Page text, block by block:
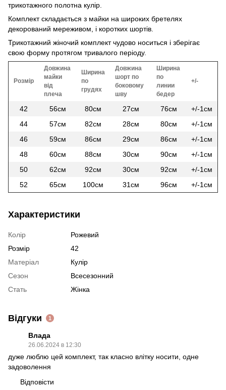
трикотажного полотна кулір.
Комплект складається з майки на широких бретелях
декорований мереживом, і коротких шортів.
Трикотажний жіночий комплект чудово носиться і зберігає
свою форму протягом тривалого періоду.
Розмір
Довжина
майки
від
плеча
Ширина
по
грудях
Довжина
шорт по
боковому
шву
Ширина
по
линии
бедер
+/-
42 56см 80см 27см 76см
+/-1см
44
57см 82см 28см 80см
+/-1см
46
59см 86см 29см 86см
+/-1см
48
60см 88см 30см 90см
+/-1см
50
62см 92см 30см 92см
+/-1см
52
65см 100см 31см 96см +/-1см
Характеристики
Колір
Рожевий
Розмір
42
Матеріал
Кулір
Сезон
Всесезонний
Стать
Жінка
Відгуки 1
Влада
26.06.2024 в 12:30
дуже люблю цей комплект, так класно влітку носити, одне
задоволення
Відповісти